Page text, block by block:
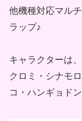
他機種対応マル
ラップ♪
キャラクターは
クロミ・シナモ
コ・ハンギョド